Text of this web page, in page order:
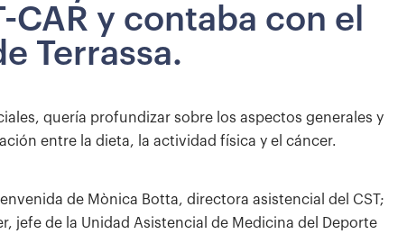
y contaba con el
Terrassa.
quería profundizar sobre los aspectos generales y
entre la dieta, la actividad física y el cáncer.
de Mònica Botta, directora asistencial del CST;
jefe de la Unidad Asistencial de Medicina del Deporte